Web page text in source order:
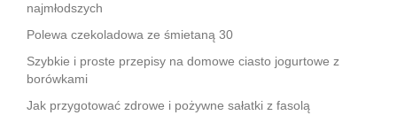
najmłodszych
Polewa czekoladowa ze śmietaną 30
Szybkie i proste przepisy na domowe ciasto jogurtowe z
borówkami
Jak przygotować zdrowe i pożywne sałatki z fasolą